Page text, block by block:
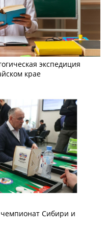
экспедиция
крае
Сибири и